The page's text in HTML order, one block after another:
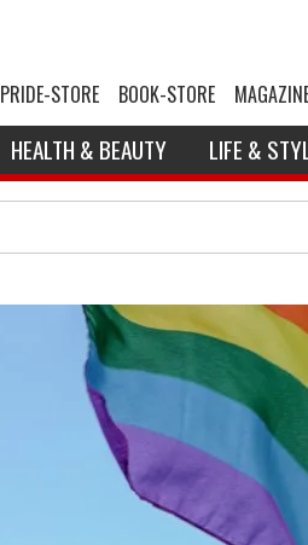
PRIDE-STORE BOOK-STORE
HEALTH & BEAUTY LIFE &